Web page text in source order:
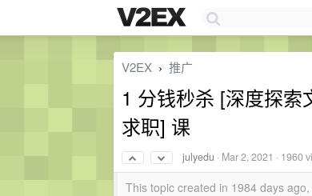
V2EX › 推广
1 分钱秒杀 [深度探
求职] 课
julyedu · Mar 2, 2021 · 1960
This topic created in 1984 days